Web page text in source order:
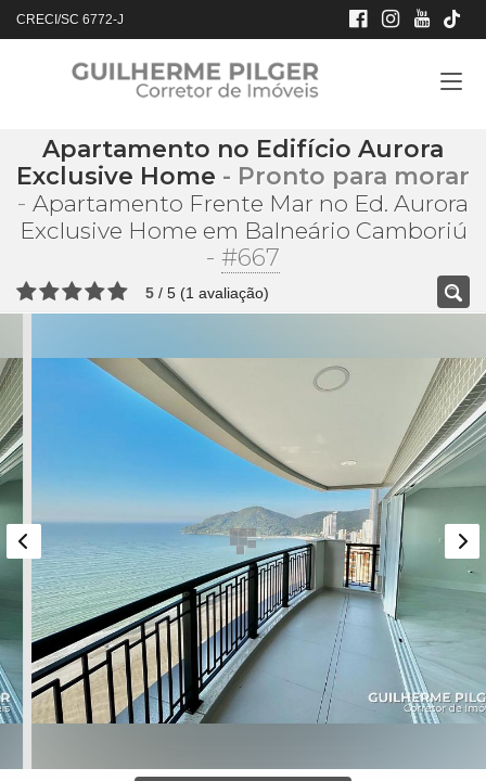
CRECI/SC 6772-J
Apartamento no Edifício Aurora
Exclusive Home - Pronto para morar
- Apartamento Frente Mar no Ed. Aurora
Exclusive Home em Balneário Camboriú
- #667
5 / 5 (1 avaliação)